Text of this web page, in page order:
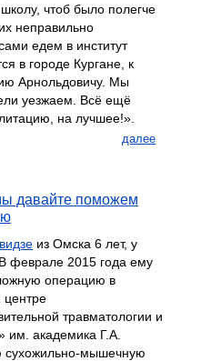
чтоб было полегче
неправильно
едем в институт
в городе Кургане, к
Арнольдовичу. Мы
уезжаем. Всё ещё
на лучшее!».
далее
давайте поможем
из Омска 6 лет, у
феврале 2015 года ему
операцию в
центре
травматологии и
им. академика Г.А.
сухожильно-мышечную